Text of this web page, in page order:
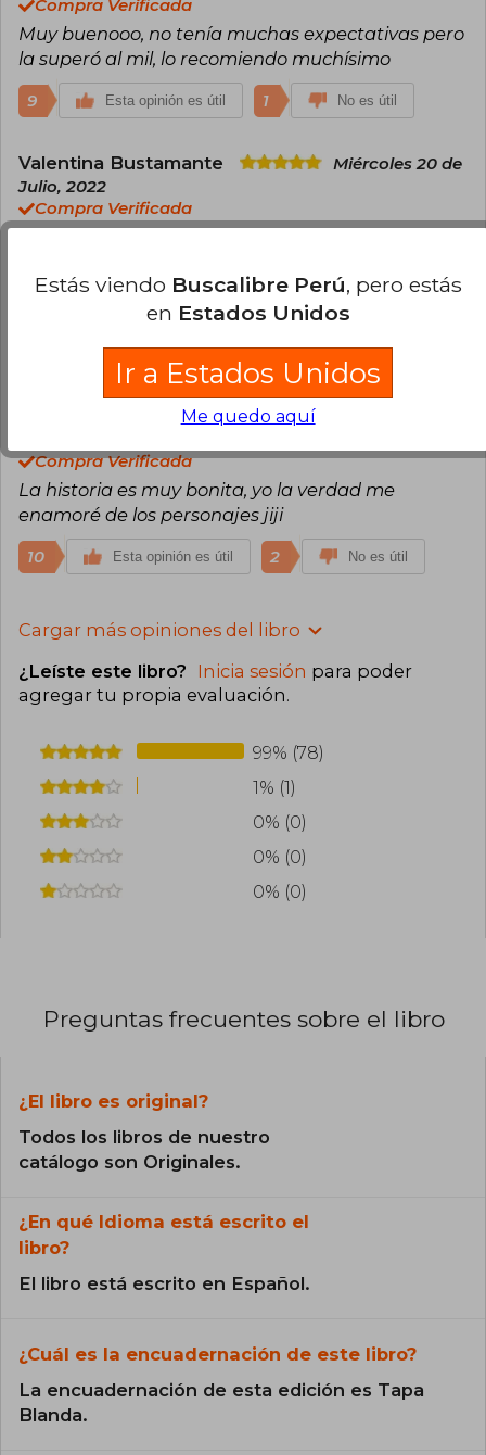
Compra Verificada
Muy buenooo, no tenía muchas expectativas pero
la superó al mil, lo recomiendo muchísimo
9 Esta opinión es útil 1 No es útil
Valentina Bustamante
Miércoles 20 de
Julio, 2022
Compra Verificada
hacia este nuevo mundo de fantasía y Poppy es
un excelente personaje femenino.
Esta opinión es útil 1 No es útil
Martes 06 de
Compra Verificada
La historia es muy bonita, yo la verdad me
enamoré de los personajes jiji
10 Esta opinión es útil 2 No es útil
Cargar más opiniones del libro
¿Leíste este libro? Inicia sesión para poder
agregar tu propia evaluación.
99% (78)
1% (1)
0% (0)
0% (0)
0% (0)
Preguntas frecuentes sobre el libro
¿El libro es original?
Todos los libros de nuestro
catálogo son Originales.
¿En qué Idioma está escrito el
libro?
El libro está escrito en Español.
¿Cuál es la encuadernación de este libro?
La encuadernación de esta edición es Tapa
Blanda.
Estás viendo Buscalibre Perú, pero estás
en Estados Unidos
Ir a Estados Unidos
Me quedo aquí